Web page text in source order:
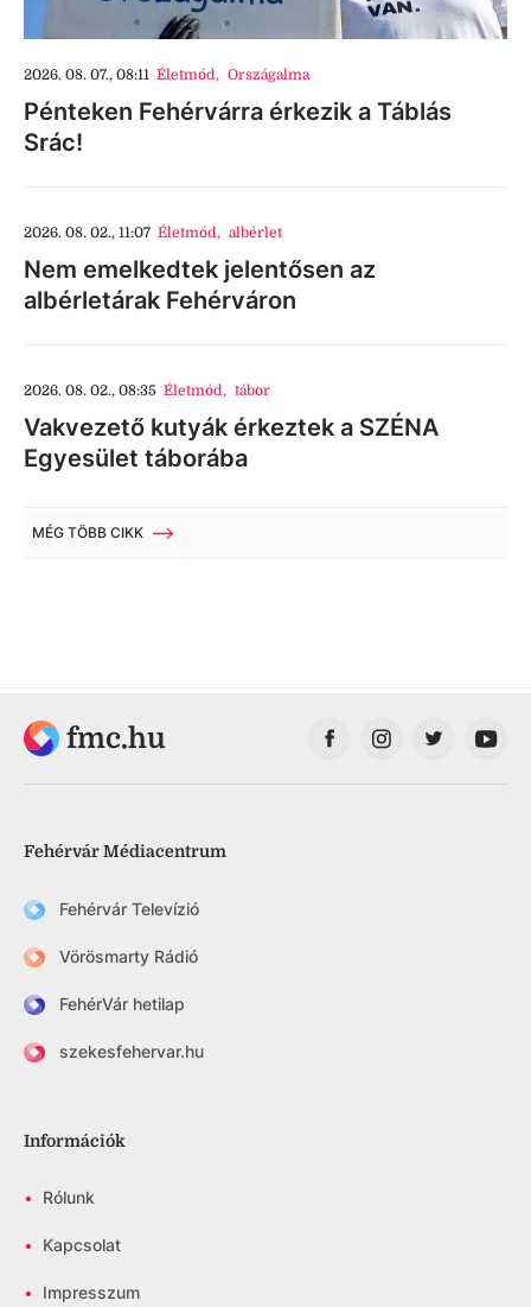
2026. 08. 07., 08:11 Életmód, Országalma
Pénteken Fehérvárra érkezik a Táblás
Srác!
2026. 08. 02., 11:07 Életmód, albérlet
Nem emelkedtek jelentősen az
albérletárak Fehérváron
2026. 08. 02., 08:35 Életmód, tábor
Vakvezető kutyák érkeztek a SZÉNA
Egyesület táborába
MÉG TÖBB CIKK
fmc.hu
Fehérvár Médiacentrum
Fehérvár Televízió
Vörösmarty Rádió
FehérVár hetilap
szekesfehervar.hu
Információk
• Rólunk
• Kapcsolat
• Impresszum